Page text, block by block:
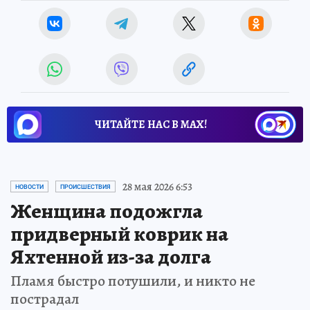
ЧИТАЙТЕ НАС В МАХ!
НОВОСТИ ПРОИСШЕСТВИЯ 28 мая 2026 6:53
Женщина подожгла
придверный коврик на
Яхтенной из-за долга
Пламя быстро потушили, и никто не
пострадал